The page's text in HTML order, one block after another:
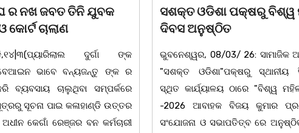
ପକ୍ଷରୁ ବିଶ୍ୱ ମହିଳା
08/03/ 26: ସାମାଜିକ ଅନୁଷ୍ଠାନ
ସ୍ଥାନୀୟ ସିଆରପି
ଠାରେ "ବିଶ୍ୱ ମହିଳା ଦିବସ
ବିଜୟ କୁମାର ପ୍ରଧାନଙ୍କ
ଓ ସଭାପତିତ୍ବ ରେ ଅନୁଷ୍ଠିତ ହୋଇ
ଆନ୍ତର୍ଜାତୀୟ ମହିଳା ଦିବସ
ଉପଲକ୍ଷେ ନାଟକ ‘ଖାଣ୍ଟି ସୁନା’
ଚିଲିକା: ଆନ୍ତର୍ଜାତୀୟ ମହିଳା
ଅବସରରେ ବାଲୁଗାଁସ୍ଥିତ ମା'
ନିକେତନ ର ଓଡ଼ିଆ ଅସ୍ମିତା ଉପରେ
ନାଟକ "ଖାଣ୍ଟି ସୁନା" ଗୈ।ରୀ
ପ୍ରତିଷ୍ଠାନ, ଖୋର୍ଦ୍ଧା ଆନୁକୁଲ୍ୟରେ